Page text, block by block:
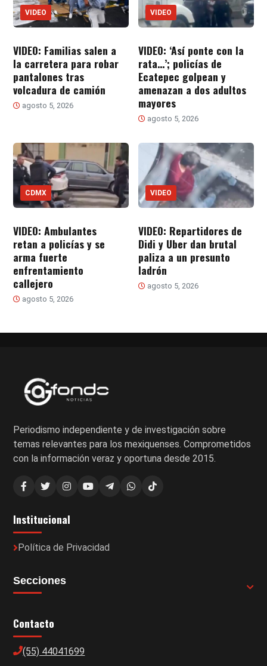
VIDEO
VIDEO: Familias salen a
la carretera para robar
pantalones tras
volcadura de camión
agosto 5, 2026
VIDEO
VIDEO: ‘Así ponte con la
rata…’; policías de
Ecatepec golpean y
amenazan a dos adultos
mayores
agosto 5, 2026
CDMX
VIDEO: Ambulantes
retan a policías y se
arma fuerte
enfrentamiento
callejero
agosto 5, 2026
VIDEO
VIDEO: Repartidores de
Didi y Uber dan brutal
paliza a un presunto
ladrón
agosto 5, 2026
Periodismo independiente y de investigación sobre
temas relevantes para los mexiquenses. Comprometidos
con la información veraz y oportuna desde 2015.
Institucional
Política de Privacidad
Secciones
Contacto
(55) 44041699